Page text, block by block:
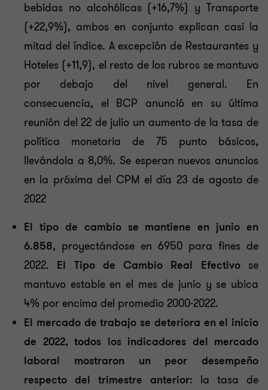
bebidas no alcohólicas (+16,7%) y Transporte
(+22,9%), ambos en conjunto explican casi la
mitad del índice. A excepción de Restaurantes y
Hoteles (+11,9), el resto de los rubros se mantuvo
por debajo del nivel general. En
consecuencia, el BCP anunció en su última
reunión del 22 de julio un aumento de la tasa de
política monetaria de 75 punto básicos,
llevándola a 8,0%. Se esperan nuevos anuncios
en la próxima del CPM el día 23 de agosto de
2022
El tipo de cambio se mantiene en junio en
6.858, proyectándose en 6950 para fines de
2022.
El Tipo de Cambio Real Efectivo se
mantuvo estable en el mes de junio y se ubica
4% por encima del promedio 2000-2022.
El mercado de trabajo se deteriora en el inicio
de 2022, todos los indicadores del mercado
laboral mostraron un peor desempeño
respecto del trimestre anterior: la tasa de